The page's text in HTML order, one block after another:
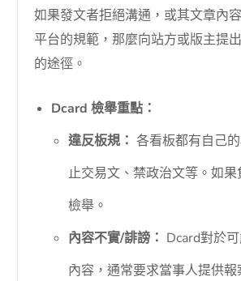
如果發文者拒絕溝通，或其文章內
平台的規範，那麼向站方或版主提
的途徑。
Dcard 檢舉重點：
違反板規： 各看板都有自己
止交易文、禁政治文等。如
檢舉。
內容不實/誹謗： Dcard對於
內容，通常要求當事人提供